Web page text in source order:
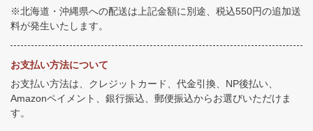
※北海道・沖縄県への配送は上記金額に別途、税込550円の追加送
料が発生いたします。
お支払い方法について
お支払い方法は、クレジットカード、代金引換、NP後払い、
Amazonペイメント、銀行振込、郵便振込からお選びいただけま
す。